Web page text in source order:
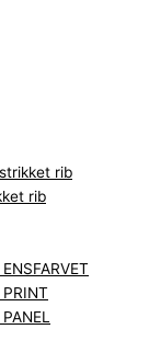
rib
rib
PRINT